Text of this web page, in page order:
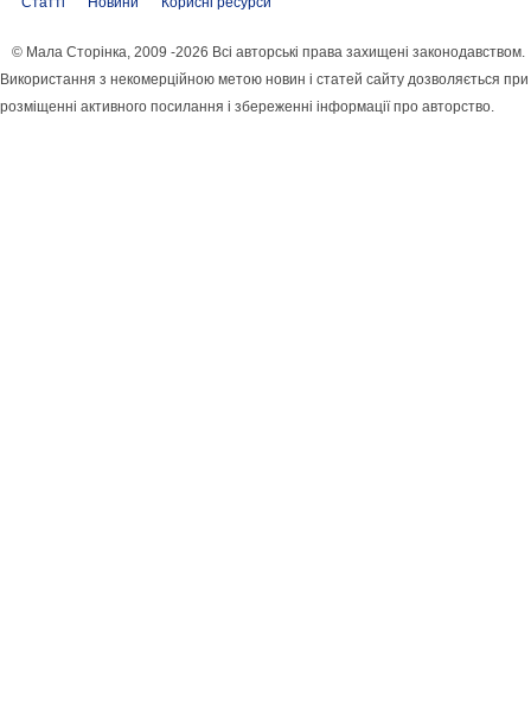
© Мала Сторінка, 2009 -2026 Всі авторські права захищені законодавством.
Використання з некомерційною метою новин і статей сайту дозволяється при
розміщенні активного посилання і збереженні інформації про авторство.